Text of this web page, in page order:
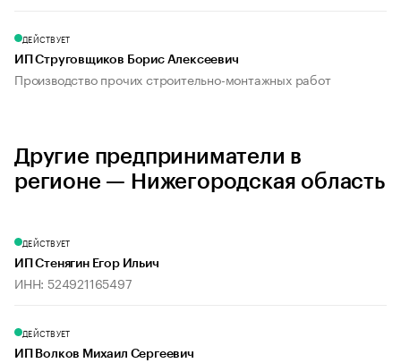
ДЕЙСТВУЕТ
ИП Струговщиков Борис Алексеевич
Производство прочих строительно-монтажных работ
Другие предприниматели в
регионе — Нижегородская область
ДЕЙСТВУЕТ
ИП Стенягин Егор Ильич
ИНН: 524921165497
ДЕЙСТВУЕТ
ИП Волков Михаил Сергеевич